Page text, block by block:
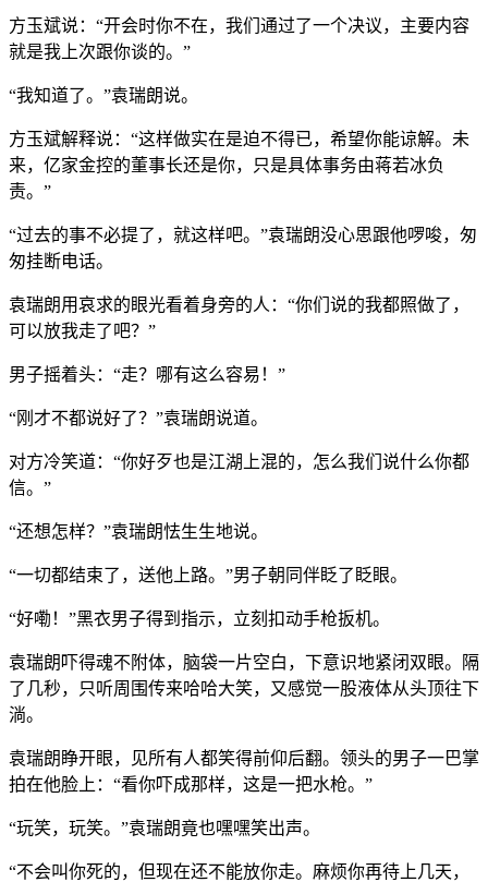
方玉斌说：“开会时你不在，我们通过了一个决议，主要内容
就是我上次跟你谈的。”
“我知道了。”袁瑞朗说。
方玉斌解释说：“这样做实在是迫不得已，希望你能谅解。未
来，亿家金控的董事长还是你，只是具体事务由蒋若冰负
责。”
“过去的事不必提了，就这样吧。”袁瑞朗没心思跟他啰唆，匆
匆挂断电话。
袁瑞朗用哀求的眼光看着身旁的人：“你们说的我都照做了，
可以放我走了吧？”
男子摇着头：“走？哪有这么容易！”
“刚才不都说好了？”袁瑞朗说道。
对方冷笑道：“你好歹也是江湖上混的，怎么我们说什么你都
信。”
“还想怎样？”袁瑞朗怯生生地说。
“一切都结束了，送他上路。”男子朝同伴眨了眨眼。
“好嘞！”黑衣男子得到指示，立刻扣动手枪扳机。
袁瑞朗吓得魂不附体，脑袋一片空白，下意识地紧闭双眼。隔
了几秒，只听周围传来哈哈大笑，又感觉一股液体从头顶往下
淌。
袁瑞朗睁开眼，见所有人都笑得前仰后翻。领头的男子一巴掌
拍在他脸上：“看你吓成那样，这是一把水枪。”
“玩笑，玩笑。”袁瑞朗竟也嘿嘿笑出声。
“不会叫你死的，但现在还不能放你走。麻烦你再待上几天，